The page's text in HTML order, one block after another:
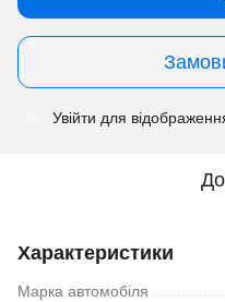
Увійти для
Характеристики
Марка автомобіля